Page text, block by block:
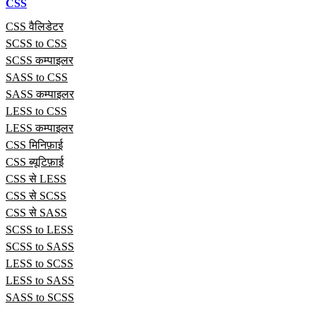
CSS
CSS वैलिडेटर
SCSS to CSS
SCSS कम्पाइलर
SASS to CSS
SASS कम्पाइलर
LESS to CSS
LESS कम्पाइलर
CSS मिनिफ़ाई
CSS ब्यूटिफ़ाई
CSS से LESS
CSS से SCSS
CSS से SASS
SCSS to LESS
SCSS to SASS
LESS to SCSS
LESS to SASS
SASS to SCSS